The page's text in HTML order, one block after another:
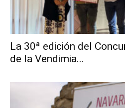
La 30ª edición del
de la Vendimia...